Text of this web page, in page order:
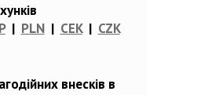
| PLN| CEK| CZK
внесків в